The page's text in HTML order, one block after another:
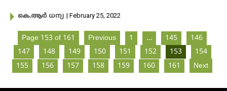
കെ.ആർ ധന്യ | February 25, 2022
Page 153 of 161 Previous 1 … 145
146
147
148 149 150 151 152 153
154
155
156 157 158 159 160 161 Next